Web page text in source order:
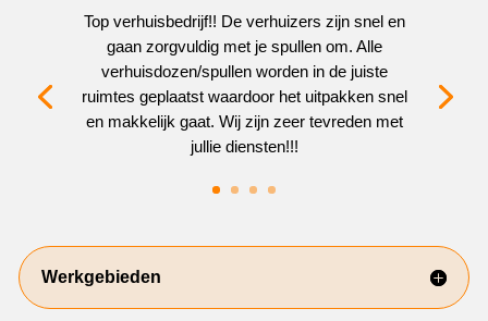
Top verhuisbedrijf!! De verhuizers zijn snel en
gaan zorgvuldig met je spullen om. Alle
verhuisdozen/spullen worden in de juiste
ruimtes geplaatst waardoor het uitpakken snel
en makkelijk gaat. Wij zijn zeer tevreden met
jullie diensten!!!
Werkgebieden